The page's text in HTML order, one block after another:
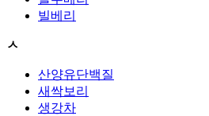
빌베리
ㅅ
산양유단백질
새싹보리
생강차